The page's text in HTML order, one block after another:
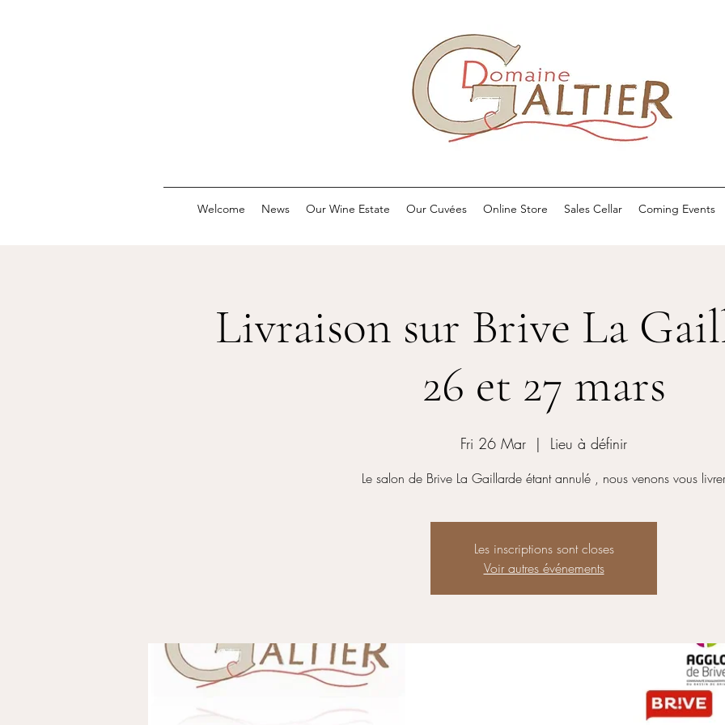
Welcome News Our Wine Estate Our Cuvées Online Store Sales Cellar Coming Events
Livraison sur Brive La
26 et 27 mars
Fri 26 Mar
  |
Lieu à définir
Le salon de Brive La Gaillarde étant annulé , nous venons vous livrer
Les inscriptions sont closes
Voir autres événements